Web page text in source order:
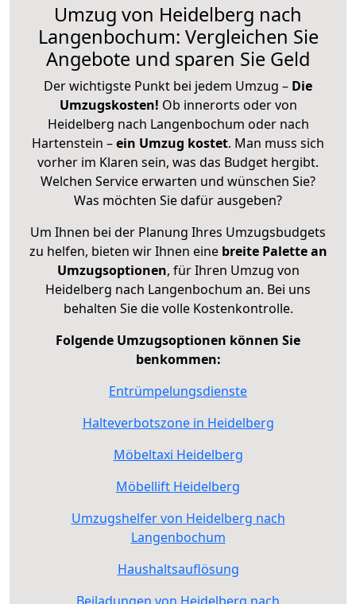
Umzug von Heidelberg nach
Langenbochum: Vergleichen Sie
Angebote und sparen Sie Geld
Der wichtigste Punkt bei jedem Umzug – Die
Umzugskosten! Ob innerorts oder von
Heidelberg nach Langenbochum oder nach
Hartenstein –ein Umzug kostet. Man muss sich
vorher im Klaren sein, was das Budget hergibt.
Welchen Service erwarten und wünschen Sie?
Was möchten Sie dafür ausgeben?
Um Ihnen bei der Planung Ihres Umzugsbudgets
zu helfen, bieten wir Ihnen eine breite Palette an
Umzugsoptionen, für Ihren Umzug von
Heidelberg nach Langenbochum an. Bei uns
behalten Sie die volle Kostenkontrolle.
Folgende Umzugsoptionen können Sie
benkommen:
Entrümpelungsdienste
Halteverbotszone in Heidelberg
Möbeltaxi Heidelberg
Möbellift Heidelberg
Umzugshelfer von Heidelberg nach
Langenbochum
Haushaltsauflösung